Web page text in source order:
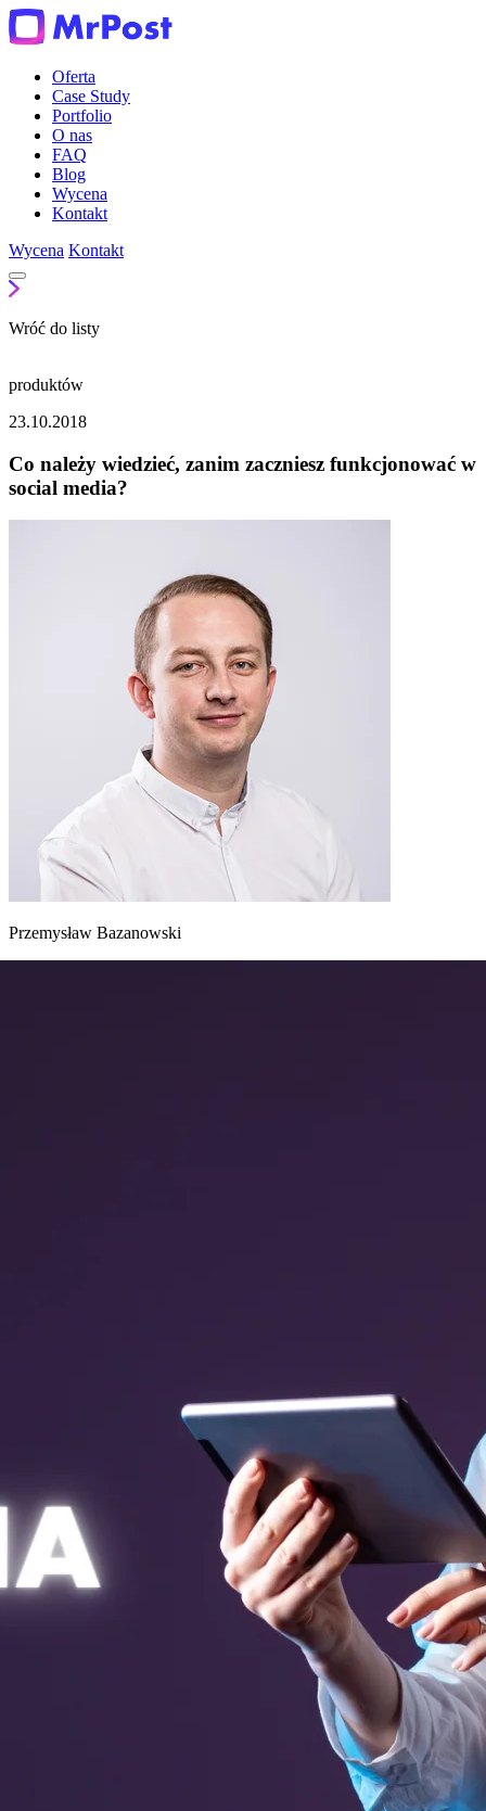
Oferta
Case Study
Portfolio
O nas
FAQ
Blog
Wycena
Kontakt
Wycena Kontakt
Wróć do listy
produktów
23.10.2018
Co należy wiedzieć, zanim zaczniesz funkcjonować w
social media?
Przemysław Bazanowski